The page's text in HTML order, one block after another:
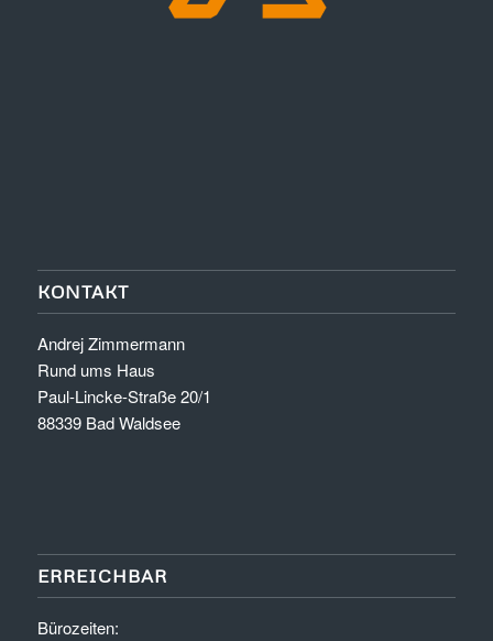
KONTAKT
Andrej Zimmermann
Rund ums Haus
Paul-Lincke-Straße 20/1
88339 Bad Waldsee
ERREICHBAR
Bürozeiten: